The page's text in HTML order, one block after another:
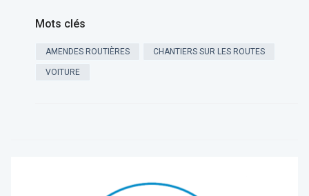
Mots clés
AMENDES ROUTIÈRES CHANTIERS SUR LES ROUTES
VOITURE